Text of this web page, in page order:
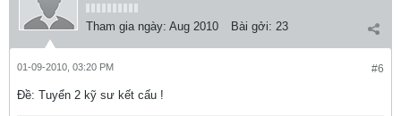
Tham gia ngày: Aug 2010 Bài gởi: 23
#6
01-09-2010, 03:20 PM
Ðề: Tuyển 2 kỹ sư kết cấu !